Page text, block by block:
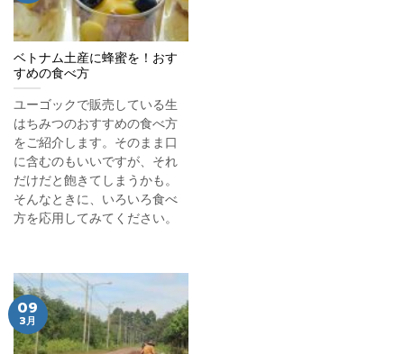
ベトナム土産に蜂蜜を！おす
すめの食べ方
ユーゴックで販売している生
はちみつのおすすめの食べ方
をご紹介します。そのまま口
に含むのもいいですが、それ
だけだと飽きてしまうかも。
そんなときに、いろいろ食べ
方を応用してみてください。
09
3月